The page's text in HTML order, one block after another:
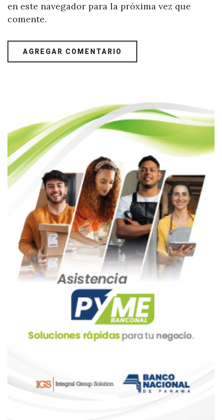
en este navegador para la próxima vez que
comente.